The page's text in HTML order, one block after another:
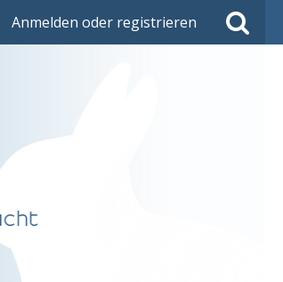
Anmelden oder registrieren